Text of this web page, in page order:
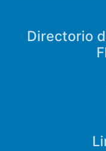
Directorio